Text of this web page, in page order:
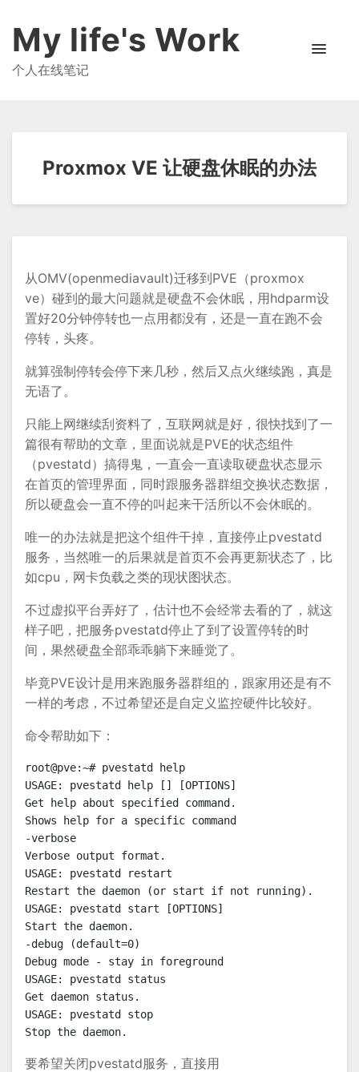
My life's Work
个人在线笔记
Proxmox VE 让硬盘休眠的办法
从OMV(openmediavault)迁移到PVE（proxmox
ve）碰到的最大问题就是硬盘不会休眠，用hdparm设
置好20分钟停转也一点用都没有，还是一直在跑不会
停转，头疼。
就算强制停转会停下来几秒，然后又点火继续跑，真是
无语了。
只能上网继续刮资料了，互联网就是好，很快找到了一
篇很有帮助的文章，里面说就是PVE的状态组件
（pvestatd）搞得鬼，一直会一直读取硬盘状态显示
在首页的管理界面，同时跟服务器群组交换状态数据，
所以硬盘会一直不停的叫起来干活所以不会休眠的。
唯一的办法就是把这个组件干掉，直接停止pvestatd
服务，当然唯一的后果就是首页不会再更新状态了，比
如cpu，网卡负载之类的现状图状态。
不过虚拟平台弄好了，估计也不会经常去看的了，就这
样子吧，把服务pvestatd停止了到了设置停转的时
间，果然硬盘全部乖乖躺下来睡觉了。
毕竟PVE设计是用来跑服务器群组的，跟家用还是有不
一样的考虑，不过希望还是自定义监控硬件比较好。
命令帮助如下：
root@pve:~# pvestatd help
USAGE: pvestatd help [] [OPTIONS]
Get help about specified command.
Shows help for a specific command
-verbose
Verbose output format.
USAGE: pvestatd restart
Restart the daemon (or start if not running).
USAGE: pvestatd start [OPTIONS]
Start the daemon.
-debug (default=0)
Debug mode - stay in foreground
USAGE: pvestatd status
Get daemon status.
USAGE: pvestatd stop
Stop the daemon.
要希望关闭pvestatd服务，直接用